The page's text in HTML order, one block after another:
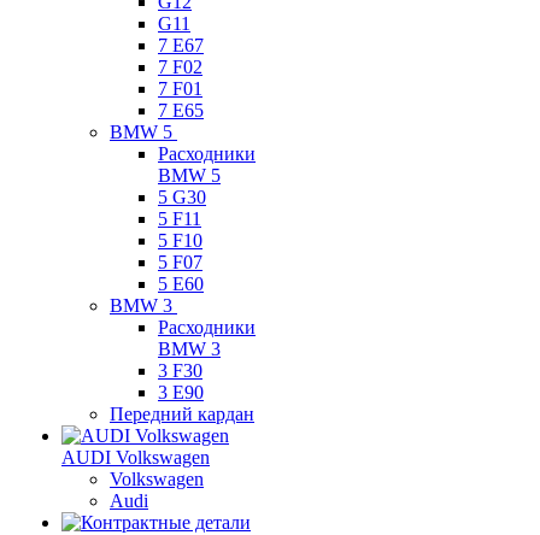
G11
7 Е67
7 F02
7 F01
7 E65
BMW 5
Расходники
BMW 5
5 G30
5 F11
5 F10
5 F07
5 E60
BMW 3
Расходники
BMW 3
3 F30
3 E90
Передний кардан
AUDI Volkswagen
Volkswagen
Audi